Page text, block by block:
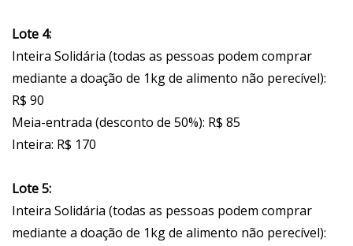
Lote 4:
Inteira Solidária (todas as pessoas podem comprar
mediante a doação de 1kg de alimento não perecível):
R$ 90
Meia-entrada (desconto de 50%): R$ 85
Inteira: R$ 170
Lote 5:
Inteira Solidária (todas as pessoas podem comprar
mediante a doação de 1kg de alimento não perecível):